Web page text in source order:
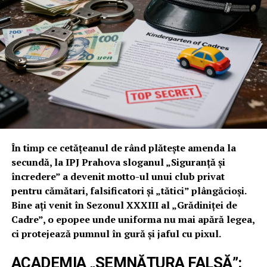
DE CE NICI MĂCAR CORUPȚII NU TE
VOR: PORTRETUL UNUI
„RECLAMAGIU” LENEȘ
Surpriza serii a fost însă refuzul „Împăratului” Bălan și
al lui Ginel Preda. Deși sunt obișnuiți cu oameni „de
sacrificiu”, aceștia au realizat că Popa Cornelius este o
investiție mai proastă decât un credit la CAR IPJ
Prahova. Motivele refuzului lor, culese pe surse, sunt de
un comic absolut:
Habarnism profesional: Omul știe despre
meseria de la BCI cam cât știe un pește despre
zborul cu avionul.
Turnătorul periculos:Chiar și greilor din IPJ le
este frică să-i dea puterea, știind că Popa are
În timp ce cetățeanul de rând plătește amenda la
secundă, la IPJ Prahova sloganul „Siguranță și
încredere” a devenit motto-ul unui club privat
pentru cămătari, falsificatori și „tătici” plângăcioși.
Bine ați venit în Sezonul XXXIII al „Grădiniței de
Cadre”, o epopee unde uniforma nu mai apără legea,
ci protejează pumnul în gură și jaful cu pixul.
ACADEMIA „SEMNĂTURA FALSĂ”: